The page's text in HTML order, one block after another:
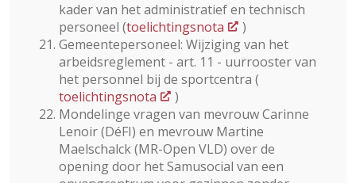
kader van het administratief en technisch
personeel (toelichtingsnota
)
Gemeentepersoneel: Wijziging van het
arbeidsreglement - art. 11 - uurrooster van
het personnel bij de sportcentra (
toelichtingsnota
)
Mondelinge vragen van mevrouw Carinne
Lenoir (DéFI) en mevrouw Martine
Maelschalck (MR-Open VLD) over de
opening door het Samusocial van een